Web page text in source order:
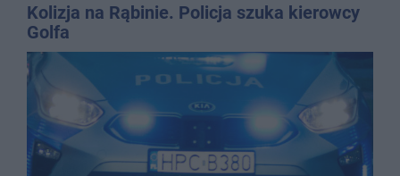
Kolizja na Rąbinie. Policja szuka kierowcy
Golfa